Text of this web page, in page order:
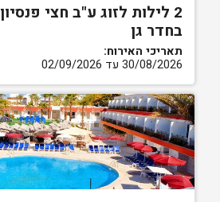
2 לילות לזוג ע"ב חצי פנסיון
בחדר גן
תאריכי האירוח:
30/08/2026 עד 02/09/2026